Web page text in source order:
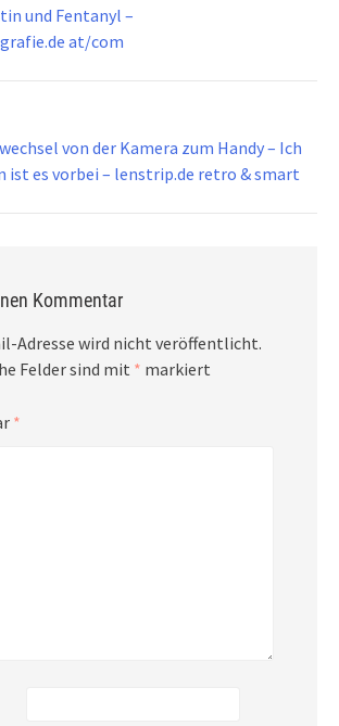
und Fentanyl –
at/com
von der Kamera zum Handy – Ich
ist es vorbei – lenstrip.de retro & smart
Kommentar
Adresse wird nicht veröffentlicht.
Felder sind mit * markiert
*